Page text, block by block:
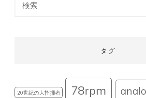
for:
タグ
20世紀の大指揮者 78rpm